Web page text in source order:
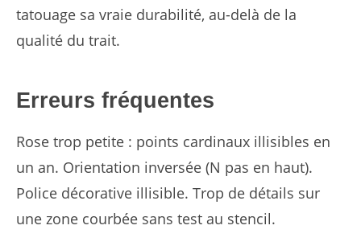
tatouage sa vraie durabilité, au-delà de la
qualité du trait.
Erreurs fréquentes
Rose trop petite : points cardinaux illisibles en
un an. Orientation inversée (N pas en haut).
Police décorative illisible. Trop de détails sur
une zone courbée sans test au stencil.